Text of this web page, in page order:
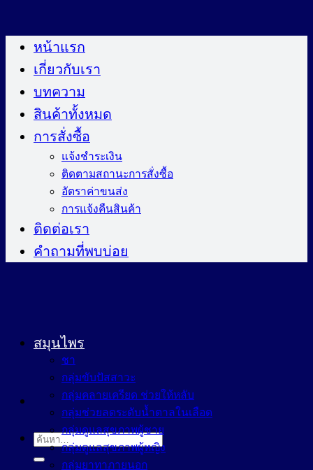
ไป
หน้าแรก
เกี่ยวกับเรา
บทความ
สินค้าทั้งหมด
การสั่งซื้อ
แจ้งชำระเงิน
ติดตามสถานะการสั่งซื้อ
อัตราค่าขนส่ง
การแจ้งคืนสินค้า
ติดต่อเรา
คำถามที่พบบ่อย
ค้นหา:
สมุนไพร
ชา
กลุ่มขับปัสสาวะ
กลุ่มคลายเครียด ช่วยให้หลับ
กลุ่มช่วยลดระดับน้ำตาลในเลือด
กลุ่มดูแลสุขภาพผู้ชาย
กลุ่มดูแลสุขภาพผู้หญิง
กลุ่มยาทาภายนอก